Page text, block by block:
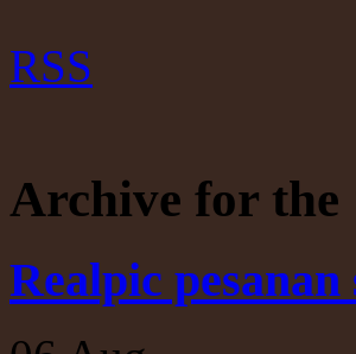
RSS
Archive for the
Realpic